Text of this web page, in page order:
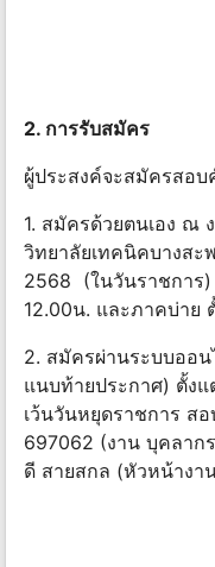
2. การรับสมัคร
ผู้ประสงค์จะสมัครสอ
1. สมัครด้วยตนเอง ณ
วิทยาลัยเทคนิคบางส
2568 (ในวันราชการ)
12.00น. และภาคบ่าย
2. สมัครผ่านระบบออ
แนบท้ายประกาศ) ตั้ง
เว้นวันหยุดราชการ ส
697062 (งาน บุคลาก
ดี สายสกล (หัวหน้างา